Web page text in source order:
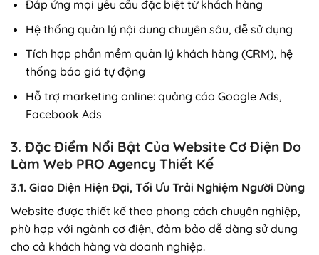
Đáp ứng mọi yêu cầu đặc biệt từ khách hàng
Hệ thống quản lý nội dung chuyên sâu, dễ sử dụng
Tích hợp phần mềm quản lý khách hàng (CRM), hệ
thống báo giá tự động
Hỗ trợ marketing online: quảng cáo Google Ads,
Facebook Ads
3. Đặc Điểm Nổi Bật Của Website Cơ Điện Do
Làm Web PRO Agency Thiết Kế
3.1. Giao Diện Hiện Đại, Tối Ưu Trải Nghiệm Người Dùng
Website được thiết kế theo phong cách chuyên nghiệp,
phù hợp với ngành cơ điện, đảm bảo dễ dàng sử dụng
cho cả khách hàng và doanh nghiệp.